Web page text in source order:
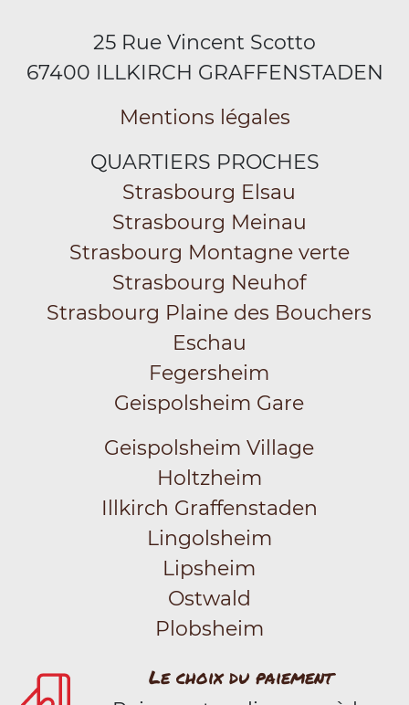
25 Rue Vincent Scotto
67400 ILLKIRCH GRAFFENSTADEN
Mentions légales
QUARTIERS PROCHES
Strasbourg Elsau
Strasbourg Meinau
Strasbourg Montagne verte
Strasbourg Neuhof
Strasbourg Plaine des Bouchers
Eschau
Fegersheim
Geispolsheim Gare
Geispolsheim Village
Holtzheim
Illkirch Graffenstaden
Lingolsheim
Lipsheim
Ostwald
Plobsheim
Le choix du paiement